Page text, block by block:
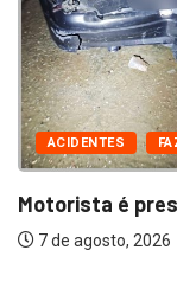
ACIDENTES
Motorista é
7 de agosto, 2026